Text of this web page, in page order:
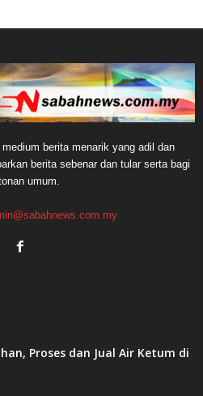
berita menarik yang adil dan
berita sebenar dan tular serta bagi
umum.
Proses dan Jual Air Ketum di